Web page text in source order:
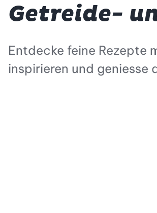
Getreide-
Entdecke feine Rezepte
inspirieren und geniesse